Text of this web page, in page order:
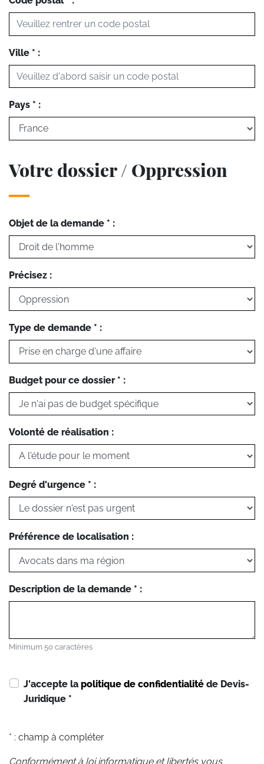
Ville * :
Pays * :
Votre dossier / Oppression
Objet de la demande * :
Précisez :
Type de demande * :
Budget pour ce dossier * :
Volonté de réalisation :
Degré d'urgence * :
Préférence de localisation :
Description de la demande * :
Minimum 50 caractères
J'accepte la politique de confidentialité de Devis-
Juridique *
* : champ à compléter
Conformément à loi informatique et libertés vous